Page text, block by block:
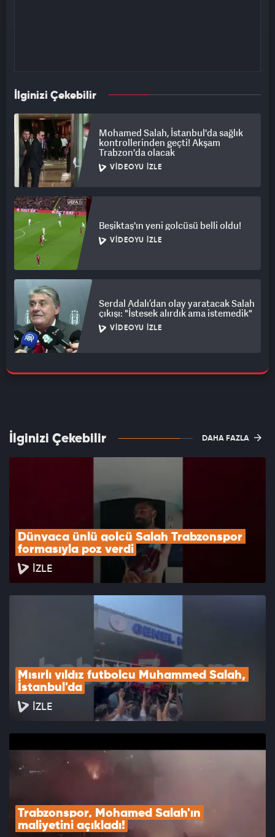
İlginizi Çekebilir
Mohamed Salah, İstanbul'da sağlık
kontrollerinden geçti! Akşam
Trabzon'da olacak
VIDEOYU İZLE
Beşiktaş'ın yeni golcüsü belli oldu!
VIDEOYU İZLE
Serdal Adalı’dan olay yaratacak Salah
çıkışı: "İstesek alırdık ama istemedik"
VIDEOYU İZLE
İlginizi Çekebilir DAHA FAZLA
Dünyaca ünlü golcü Salah Trabzonspor
formasıyla poz verdi
İZLE
Mısırlı yıldız futbolcu Muhammed Salah,
İstanbul'da
İZLE
Trabzonspor, Mohamed Salah'ın
maliyetini açıkladı!